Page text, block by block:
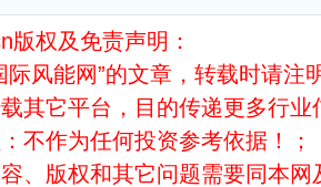
版权及免责声明：
风能网”的文章，转载时请注
其它平台，目的传递更多行业
不作为任何投资参考依据！；
、版权和其它问题需要同本网